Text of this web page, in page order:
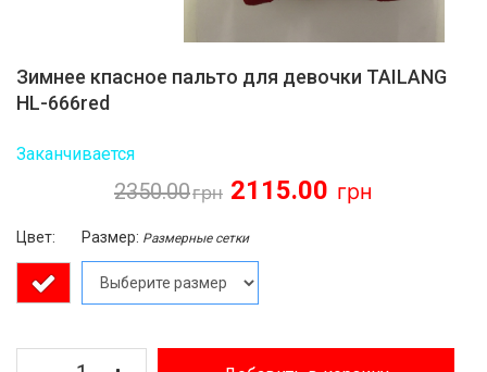
Зимнее кпасное пальто для девочки TAILANG
HL-666red
Заканчивается
2350.00 2115.00
Цвет: Размер: Размерные сетки